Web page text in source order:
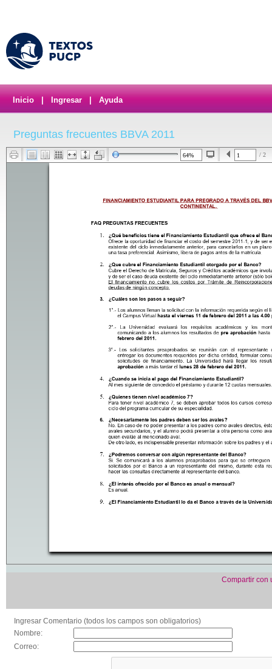
Inicio Ingresar Ayuda
Preguntas frecuentes BBVA 2011
/ 2
Compartir con
Ingresar Comentario (todos los campos son obligatorios)
Nombre:
Correo: